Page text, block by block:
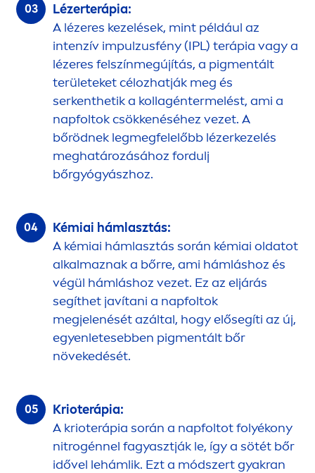
Lézerterápia:
A lézeres kezelések, mint például az
intenzív impulzusfény (IPL) terápia vagy a
lézeres felszínmegújítás, a pigmentált
területeket célozhatják meg és
serkenthetik a kollagéntermelést, ami a
napfoltok csökkenéséhez vezet. A
bőrödnek legmegfelelőbb lézerkezelés
meghatározásához fordulj
bőrgyógyászhoz.
Kémiai hámlasztás:
A kémiai hámlasztás során kémiai oldatot
alkalmaznak a bőrre, ami hámláshoz és
végül hámláshoz vezet. Ez az eljárás
segíthet javítani a napfoltok
megjelenését azáltal, hogy elősegíti az új,
egyenletesebben pigmentált bőr
növekedését.
Krioterápia:
A krioterápia során a napfoltot folyékony
nitrogénnel fagyasztják le, így a sötét bőr
idővel lehámlik. Ezt a módszert gyakran